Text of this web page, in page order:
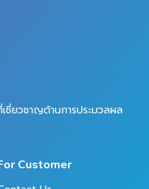
เชี่ยวชาญด้านการประมวลผล
Customer